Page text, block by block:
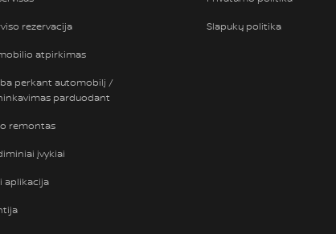
rezervacija
atpirkimas
perkant automobilį /
parduodant
remontas
įvykiai
aplikacija
Slapukų politika